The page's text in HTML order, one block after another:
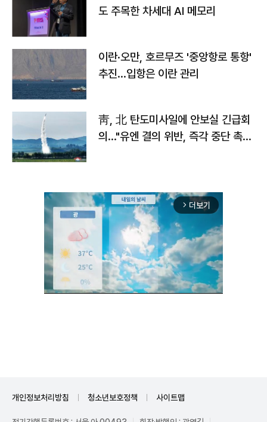
도 주목한 차세대 AI 메모리
이란·오만, 호르무즈 '중앙항로 통항'
추진…입항은 이란 관리
靑, 北 탄도미사일에 안보실 긴급회
의…"유엔 결의 위반, 즉각 중단 촉
arrow_forward_ios 더보기
개인정보처리방침 청소년보호정책 사이트맵